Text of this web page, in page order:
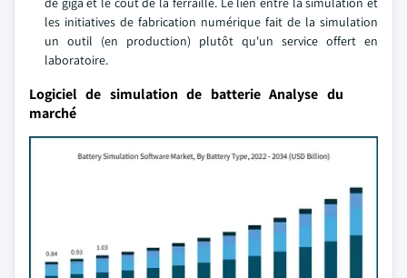
les initiatives de fabrication numérique fait de la simulation
un outil (en production) plutôt qu'un service offert en
laboratoire.
Logiciel de simulation de batterie Analyse du
marché